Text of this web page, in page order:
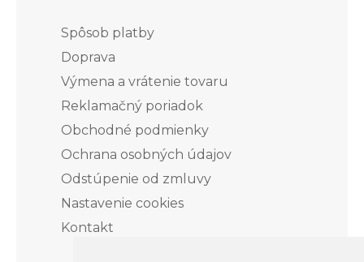
Spôsob platby
Doprava
Výmena a vrátenie tovaru
Reklamačný poriadok
Obchodné podmienky
Ochrana osobných údajov
Odstúpenie od zmluvy
Nastavenie cookies
Kontakt